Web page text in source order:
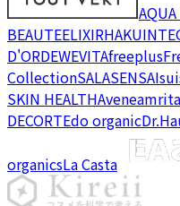
BEAUTEELIXIRHAKU
D'ORDEWEVITAfreeplus
CollectionSALASENSAI
SKIN HEALTHAvene
DECORTEdo organic
organicsLa Casta